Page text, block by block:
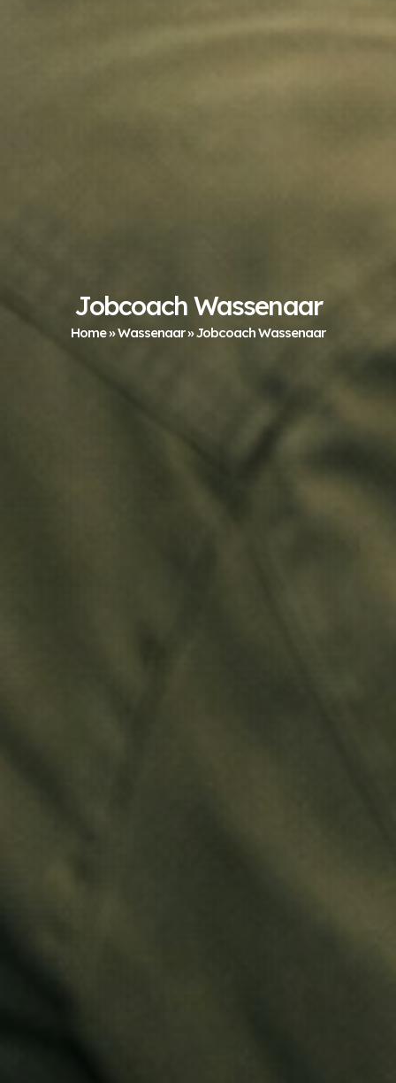
Jobcoach Wassenaar
Home»Wassenaar»Jobcoach Wassenaar